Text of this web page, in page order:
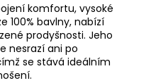
komfortu, vysoké
100% bavlny, nabízí
prodyšnosti. Jeho
nesrazí ani po
se stává ideálním